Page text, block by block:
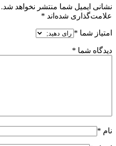
نشانی ایمیل شما منتشر نخواهد شد.
علامت‌گذاری شده‌اند *
امتیاز شما *
دیدگاه شما *
نام *